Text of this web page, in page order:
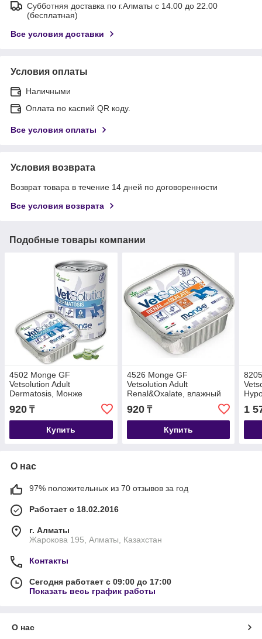
Субботняя доставка по г.Алматы с 14.00 до 22.00
(бесплатная)
Все условия доставки
Условия оплаты
Наличными
Оплата по каспий QR коду.
Все условия оплаты
Условия возврата
Возврат товара в течение 14 дней по договоренности
Все условия возврата
Подобные товары компании
4502 Monge GF
Vetsolution Adult
Dermatosis, Монже
влажный корм для собак с
аллергией, лам.150гр.
920 ₸
Купить
4526 Monge GF
Vetsolution Adult
Renal&Oxalate, влажный
корм для собак, почки и
мочеполовая система,
лам.150гр.
920₸
Купить
1
О нас
97% положительных из 70 отзывов за год
Работает с 18.02.2016
г. Алматы
Жарокова 195, Алматы, Казахстан
Контакты
Сегодня работает с 09:00 до 17:00
Показать весь график работы
О нас